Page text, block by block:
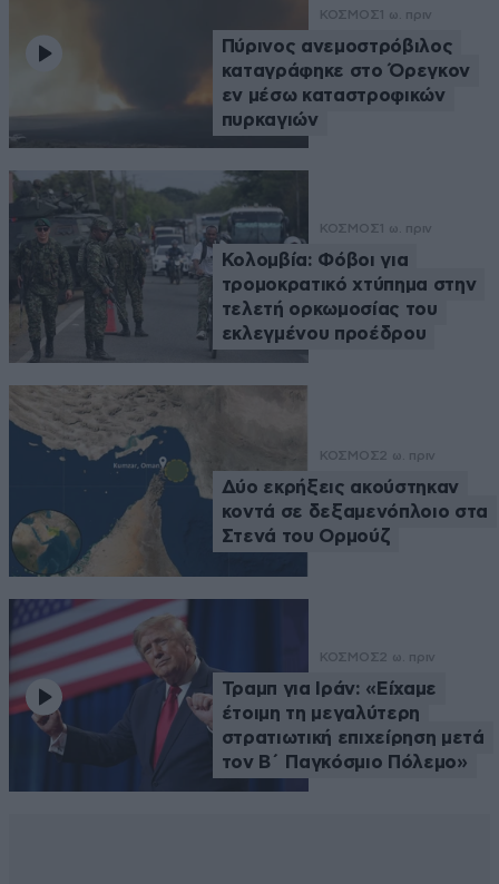
ΚΟΣΜΟΣ 1 ω. πριν
Πύρινος ανεμοστρόβιλος
καταγράφηκε στο Όρεγκον
εν μέσω καταστροφικών
πυρκαγιών
ΚΟΣΜΟΣ 1 ω. πριν
Κολομβία: Φόβοι για
τρομοκρατικό χτύπημα στην
τελετή ορκωμοσίας του
εκλεγμένου προέδρου
ΚΟΣΜΟΣ2 ω. πριν
Δύο εκρήξεις ακούστηκαν
κοντά σε δεξαμενόπλοιο στα
Στενά του Ορμούζ
ΚΟΣΜΟΣ2 ω. πριν
Τραμπ για Ιράν: «Είχαμε
έτοιμη τη μεγαλύτερη
στρατιωτική επιχείρηση μετά
τον Β΄ Παγκόσμιο Πόλεμο»